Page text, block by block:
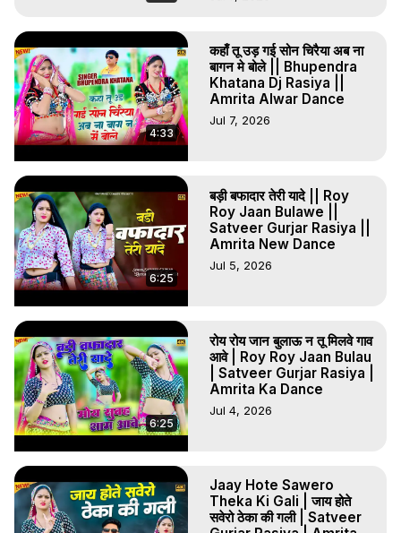
4:33
कहाँ तू उड़ गई सोन चिरैया अब ना
बागन मे बोले || Bhupendra
Khatana Dj Rasiya ||
Amrita Alwar Dance
Jul 7, 2026
6:25
बड़ी बफादार तेरी यादे || Roy
Roy Jaan Bulawe ||
Satveer Gurjar Rasiya ||
Amrita New Dance
Jul 5, 2026
6:25
रोय रोय जान बुलाऊ न तू मिलवे गाव
आवे | Roy Roy Jaan Bulau
| Satveer Gurjar Rasiya |
Amrita Ka Dance
Jul 4, 2026
Jaay Hote Sawero
Theka Ki Gali | जाय होते
सवेरो ठेका की गली | Satveer